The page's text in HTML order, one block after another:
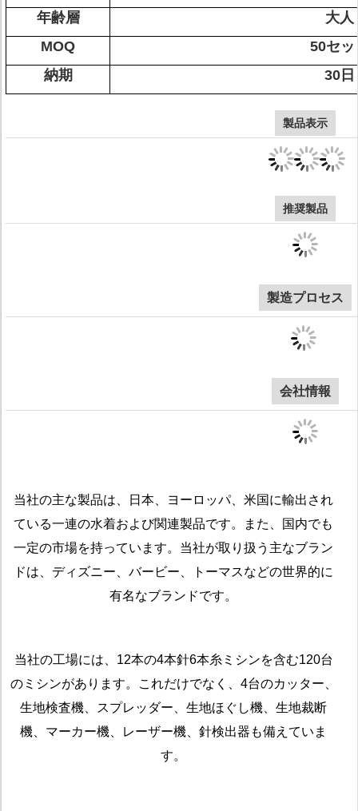
年齢層
大人
MOQ
50セッ
納期
30日
製品表示
推奨製品
製造プロセス
会社情報
当社の主な製品は、日本、ヨーロッパ、米国に輸出され
ている一連の水着および関連製品です。また、国内でも
一定の市場を持っています。当社が取り扱う主なブラン
ドは、ディズニー、バービー、トーマスなどの世界的に
有名なブランドです。
当社の工場には、12本の4本針6本糸ミシンを含む120台
のミシンがあります。これだけでなく、4台のカッター、
生地検査機、スプレッダー、生地ほぐし機、生地裁断
機、マーカー機、レーザー機、針検出器も備えていま
す。